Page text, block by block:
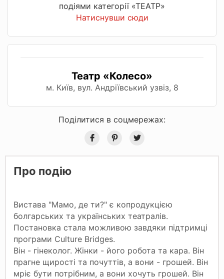
подіями категорії «ТЕАТР»
Натиснувши сюди
Театр «Колесо»
м. Київ, вул. Андріївський узвіз, 8
Поділитися в соцмережах:
Про подію
Вистава "Мамо, де ти?" є копродукцією
болгарських та українських театралів.
Постановка стала можливою завдяки підтримці
програми Culture Bridges.
Він - гінеколог. Жінки - його робота та кара. Він
прагне щирості та почуттів, а вони - грошей. Він
мріє бути потрібним, а вони хочуть грошей. Він